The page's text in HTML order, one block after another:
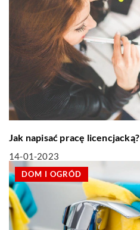
Jak napisać pracę licencjacką?
14-01-2023
DOM I OGRÓD